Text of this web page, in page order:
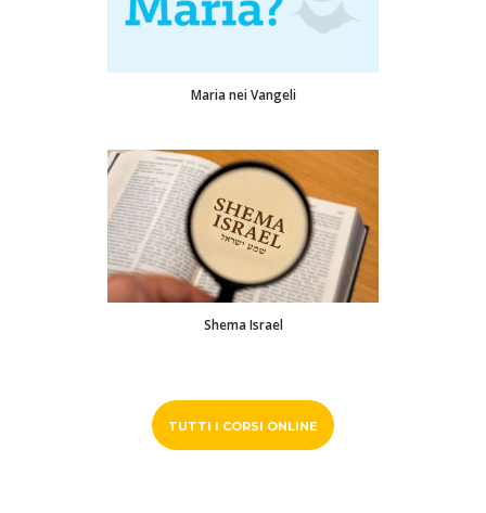
Maria nei Vangeli
Shema Israel
TUTTI I CORSI ONLINE